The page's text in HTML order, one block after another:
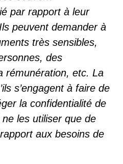
par rapport à leur
peuvent demander à
très sensibles,
des
rémunération, etc. La
s’engagent à faire de
la confidentialité de
les utiliser que de
aux besoins de